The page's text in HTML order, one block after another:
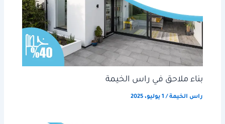
بناء ملاحق في راس الخيمة
راس الخيمة / 1 يوليو، 2025